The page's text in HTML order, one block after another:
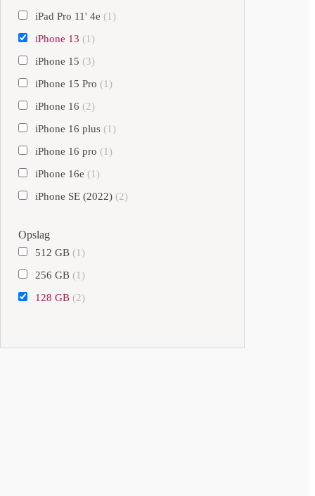
iPad Pro 11' 4e (1)
iPhone 13 (1)
iPhone 15 (3)
iPhone 15 Pro (1)
iPhone 16 (2)
iPhone 16 plus (1)
iPhone 16 pro (1)
iPhone 16e (1)
iPhone SE (2022) (2)
Opslag
512 GB (1)
256 GB (1)
128 GB (2)